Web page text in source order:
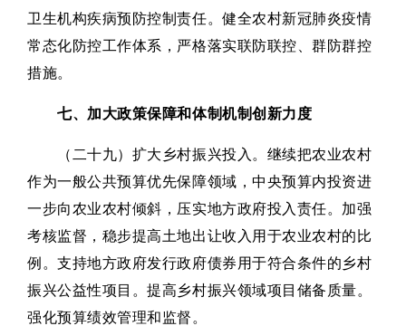
卫生机构疾病预防控制责任。健全农村新冠肺炎疫情
常态化防控工作体系，严格落实联防联控、群防群控
措施。
七、加大政策保障和体制机制创新力度
（二十九）扩大乡村振兴投入。继续把农业农村
作为一般公共预算优先保障领域，中央预算内投资进
一步向农业农村倾斜，压实地方政府投入责任。加强
考核监督，稳步提高土地出让收入用于农业农村的比
例。支持地方政府发行政府债券用于符合条件的乡村
振兴公益性项目。提高乡村振兴领域项目储备质量。
强化预算绩效管理和监督。